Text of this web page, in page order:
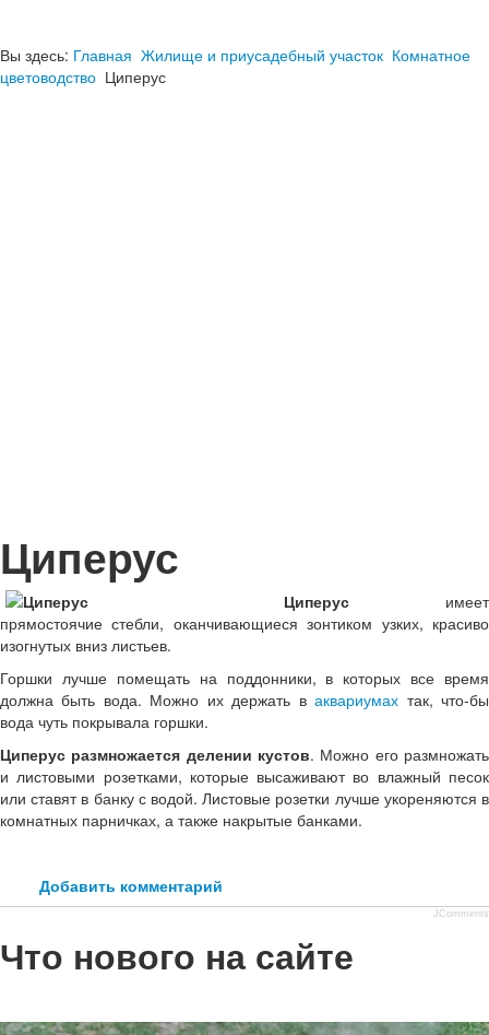
Вы здесь: Главная Жилище и приусадебный участок Комнатное
цветоводство Циперус
Циперус
Циперус имеет
прямостоячие стебли, оканчивающиеся зонтиком узких, красиво
изогнутых вниз листьев.
Горшки лучше помещать на поддонники, в которых все время
должна быть вода. Можно их держать ваквариумах так, что-бы
вода чуть покрывала горшки.
Циперус размножается делении кустов. Можно его размножать
и листовыми розетками, которые высаживают во влажный пе­сок
или ставят в банку с водой. Листовые розетки лучше укореняются в
комнатных парничках, а также накрытые банками.
Добавить комментарий
JComments
Что нового на сайте